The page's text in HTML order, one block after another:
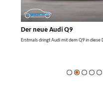
Der neue Audi Q9
Erstmals dringt Audi mit dem Q9 in diese